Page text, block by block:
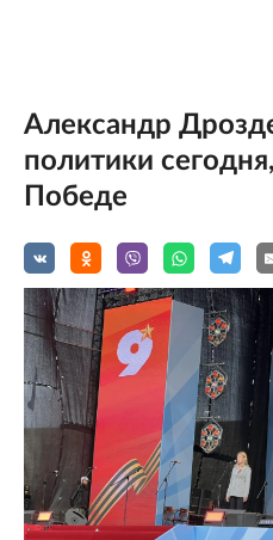
Александр
политики
Победе